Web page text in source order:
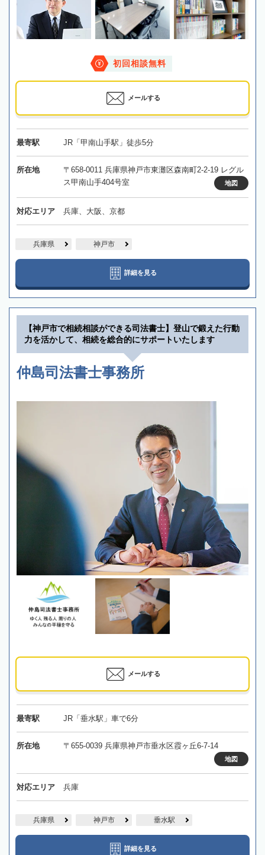
初回相談無料
メールする
最寄駅 JR「甲南山手駅」徒歩5分
所在地
〒658-0011 兵庫県神戸市東灘区森南町2-2-19 レグル
ス甲南山手404号室
地図
対応エリア 兵庫、大阪、京都
兵庫県 神戸市
詳細を見る
【神戸市で相続相談ができる司法書士】登山で鍛えた行動
力を活かして、相続を総合的にサポートいたします
仲島司法書士事務所
メールする
最寄駅 JR「垂水駅」車で6分
所在地 〒655-0039 兵庫県神戸市垂水区霞ヶ丘6-7-14
地図
対応エリア 兵庫
兵庫県 神戸市 垂水駅
詳細を見る